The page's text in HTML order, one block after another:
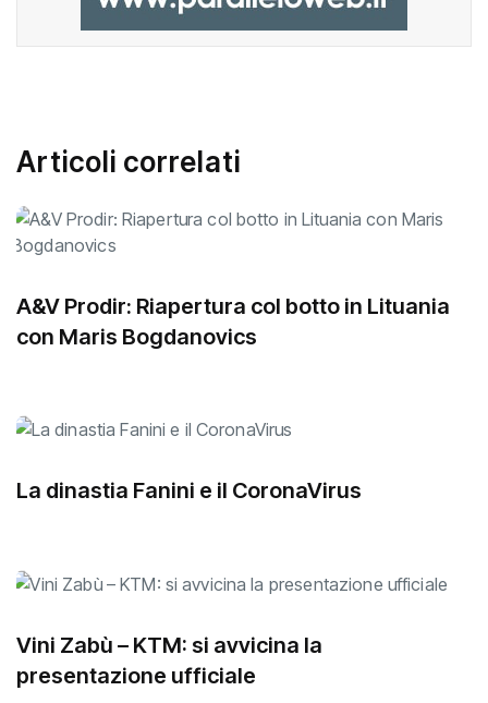
Articoli correlati
A&V Prodir: Riapertura col botto in Lituania
con Maris Bogdanovics
La dinastia Fanini e il CoronaVirus
Vini Zabù – KTM: si avvicina la
presentazione ufficiale